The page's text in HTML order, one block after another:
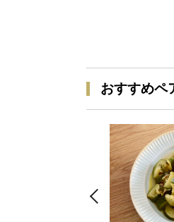
おすすめペ